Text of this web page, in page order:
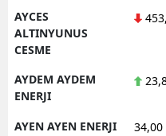
AYCES
ALTINYUNUS
CESME
AYDEM AYDEM
ENERJI
AYEN AYEN ENERJI 34,00